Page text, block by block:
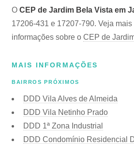
O CEP de Jardim Bela Vista em
17206-431 e 17207-790. Veja
informações sobre o CEP de
MAIS INFORMAÇÕES
BAIRROS PRÓXIMOS
DDD Vila Alves de Almeida
DDD Vila Netinho Prado
DDD 1ª Zona Industrial
DDD Condomínio Residencial